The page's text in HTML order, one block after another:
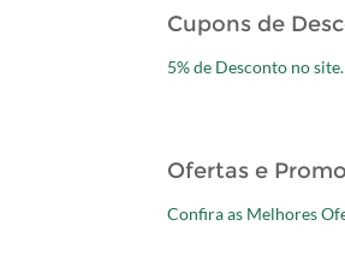
Cupons de
5% de Desconto no site.
Ofertas e
Confira as Melhores